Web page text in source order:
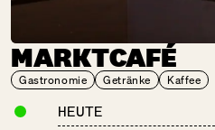
MARKTCAFÉ
Gastronomie Getränke Kaffee
HEUTE